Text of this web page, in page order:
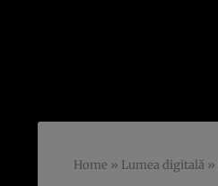
Home » Lumea digitală »